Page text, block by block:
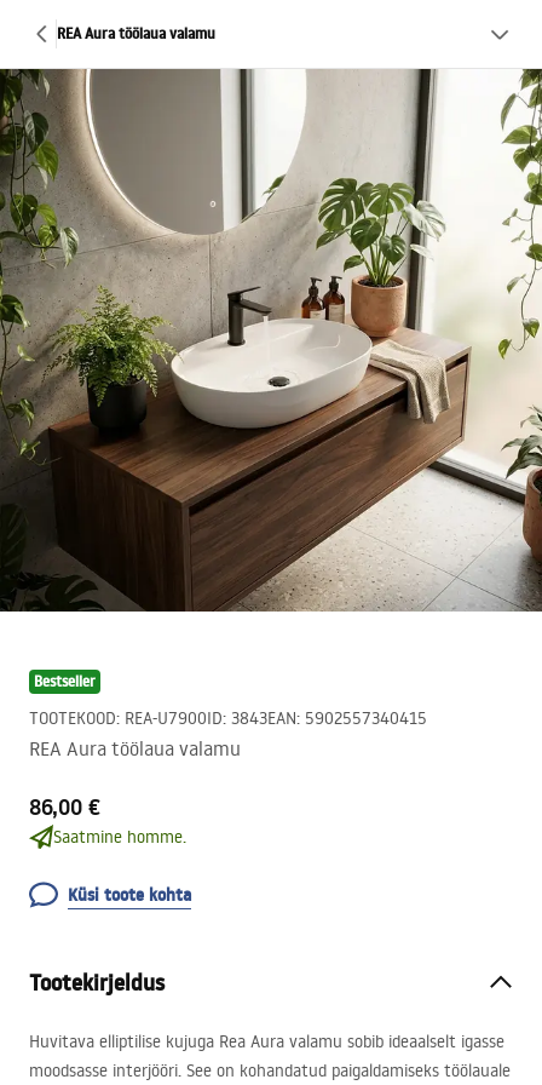
REA Aura töölaua valamu
Bestseller
TOOTEKOOD: REA-U7900ID: 3843EAN: 5902557340415
REA Aura töölaua valamu
86,00 €
Saatmine homme.
Küsi toote kohta
Tootekirjeldus
Huvitava elliptilise kujuga Rea Aura valamu sobib ideaalselt igasse
moodsasse interjööri. See on kohandatud paigaldamiseks töölauale